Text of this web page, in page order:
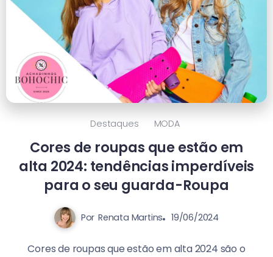
Destaques MODA
Cores de roupas que estão em
alta 2024: tendências imperdíveis
para o seu guarda-Roupa
Por Renata Martins 19/06/2024
Cores de roupas que estão em alta 2024 são o